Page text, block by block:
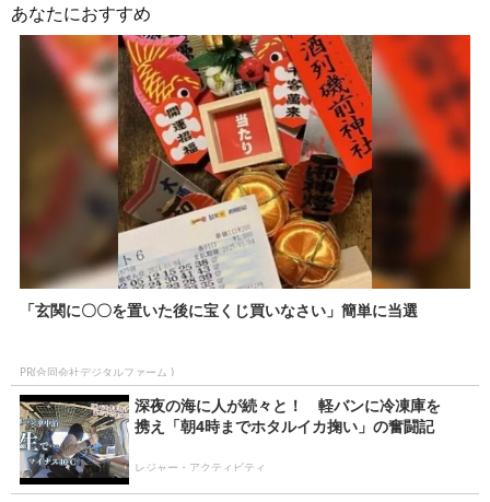
あなたにおすすめ
「玄関に〇〇を置いた後に宝くじ買いなさい」簡単に当選
PR(合同会社デジタルファーム )
深夜の海に人が続々と！ 軽バンに冷凍庫を
携え「朝4時までホタルイカ掬い」の奮闘記
レジャー・アクティビティ